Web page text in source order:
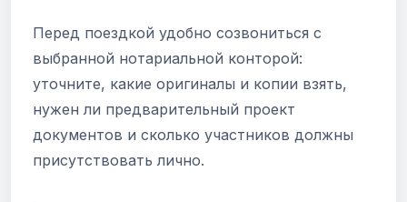
Перед поездкой удобно созвониться с
выбранной нотариальной конторой:
уточните, какие оригиналы и копии взять,
нужен ли предварительный проект
документов и сколько участников должны
присутствовать лично.